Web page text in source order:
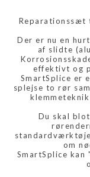
Der er nu en
af slidte
effektivt og
SmartSplice er
splejse to rør
Du skal
om
SmartSplice